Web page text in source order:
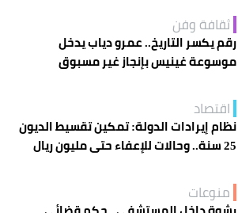
ثقافة وفن
رقم يكسر التاريخ.. عمرو دياب يدخل
موسوعة غينيس بإنجاز غير مسبوق
اقتصاد
نظام إيرادات الدولة: تمكين تقسيط الديون
25 سنة.. وحالات للإعفاء حتى مليون ريال
منوعات